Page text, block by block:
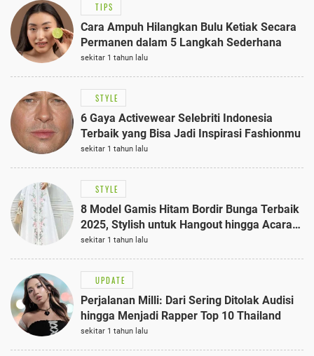
TIPS
Cara Ampuh Hilangkan Bulu Ketiak Secara
Permanen dalam 5 Langkah Sederhana
sekitar 1 tahun lalu
STYLE
6 Gaya Activewear Selebriti Indonesia
Terbaik yang Bisa Jadi Inspirasi Fashionmu
sekitar 1 tahun lalu
STYLE
8 Model Gamis Hitam Bordir Bunga Terbaik
2025, Stylish untuk Hangout hingga Acara
Semi-Formal
sekitar 1 tahun lalu
UPDATE
Perjalanan Milli: Dari Sering Ditolak Audisi
hingga Menjadi Rapper Top 10 Thailand
sekitar 1 tahun lalu